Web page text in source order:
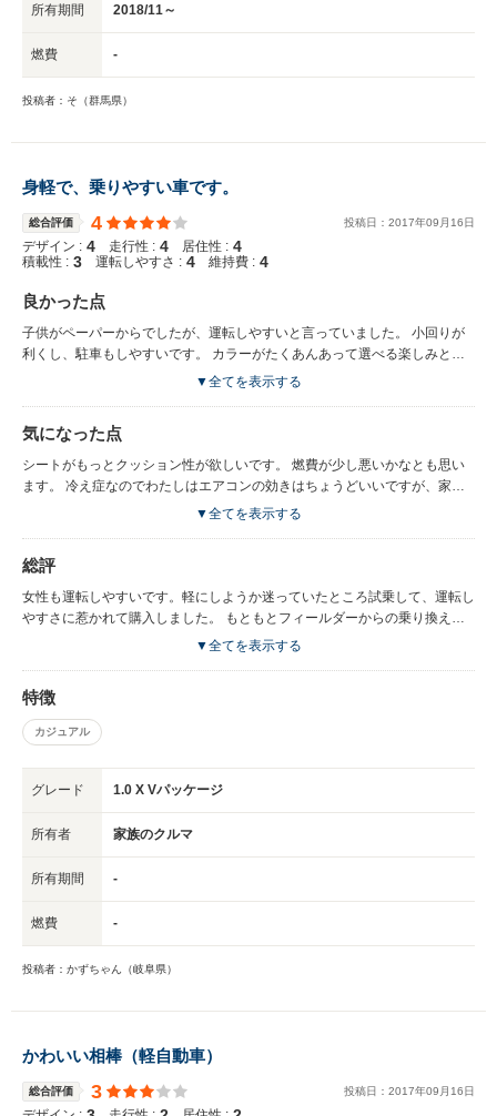
所有期間 2018/11～
燃費 -
投稿者：そ（群馬県）
身軽で、乗りやすい車です。
総合評価 4 投稿日： 2017年09 月 16日
デザイン : 4 走行性 : 4 居住性 : 4
積載性 : 3 運転しやすさ : 4 維持費 : 4
良かった点
子供がペーパーからでしたが、運転しやすいと言っていました。 小回りが
利くし、駐車もしやすいです。 カラーがたくあんあって選べる楽しみと、
デザイン性がかわいい。 ちょっとお買い物へ…ってときにピッタリ！荷物
▼全てを表示する
気になった点
シートがもっとクッション性が欲しいです。 燃費が少し悪いかなとも思い
ます。 冷え症なのでわたしはエアコンの効きはちょうどいいですが、家族
は「あつい」というときがあります。▼全てを表示する
総評
女性も運転しやすいです。軽にしようか迷っていたところ試乗して、運転し
やすさに惹かれて購入しました。 もともとフィールダーからの乗り換えだ
ったので、サイドブレーキは足だったのが慣れるまで時間がかかりました
ていますし、乗っていて不満は特にないです。値段相応の車だと思います。
家族共有ですが、主人も気に入っています。軽を検討していたところ男性か
らしたら少し抵抗があったみたいで、軽じゃない身軽な車を検討している人
やセカンドカーとして乗るならおすすめです。 営業車として乗っていても
好印象なイメージなので、子供も欲しがっています。
▼全てを表示する
特徴
カジュアル
グレード 1.0 X Vパッケージ
所有者 家族のクルマ
所有期間 -
燃費 -
投稿者：かずちゃん（岐阜県）
かわいい相棒（軽自動車）
総合評価 3 投稿日： 2017年09 月 16日